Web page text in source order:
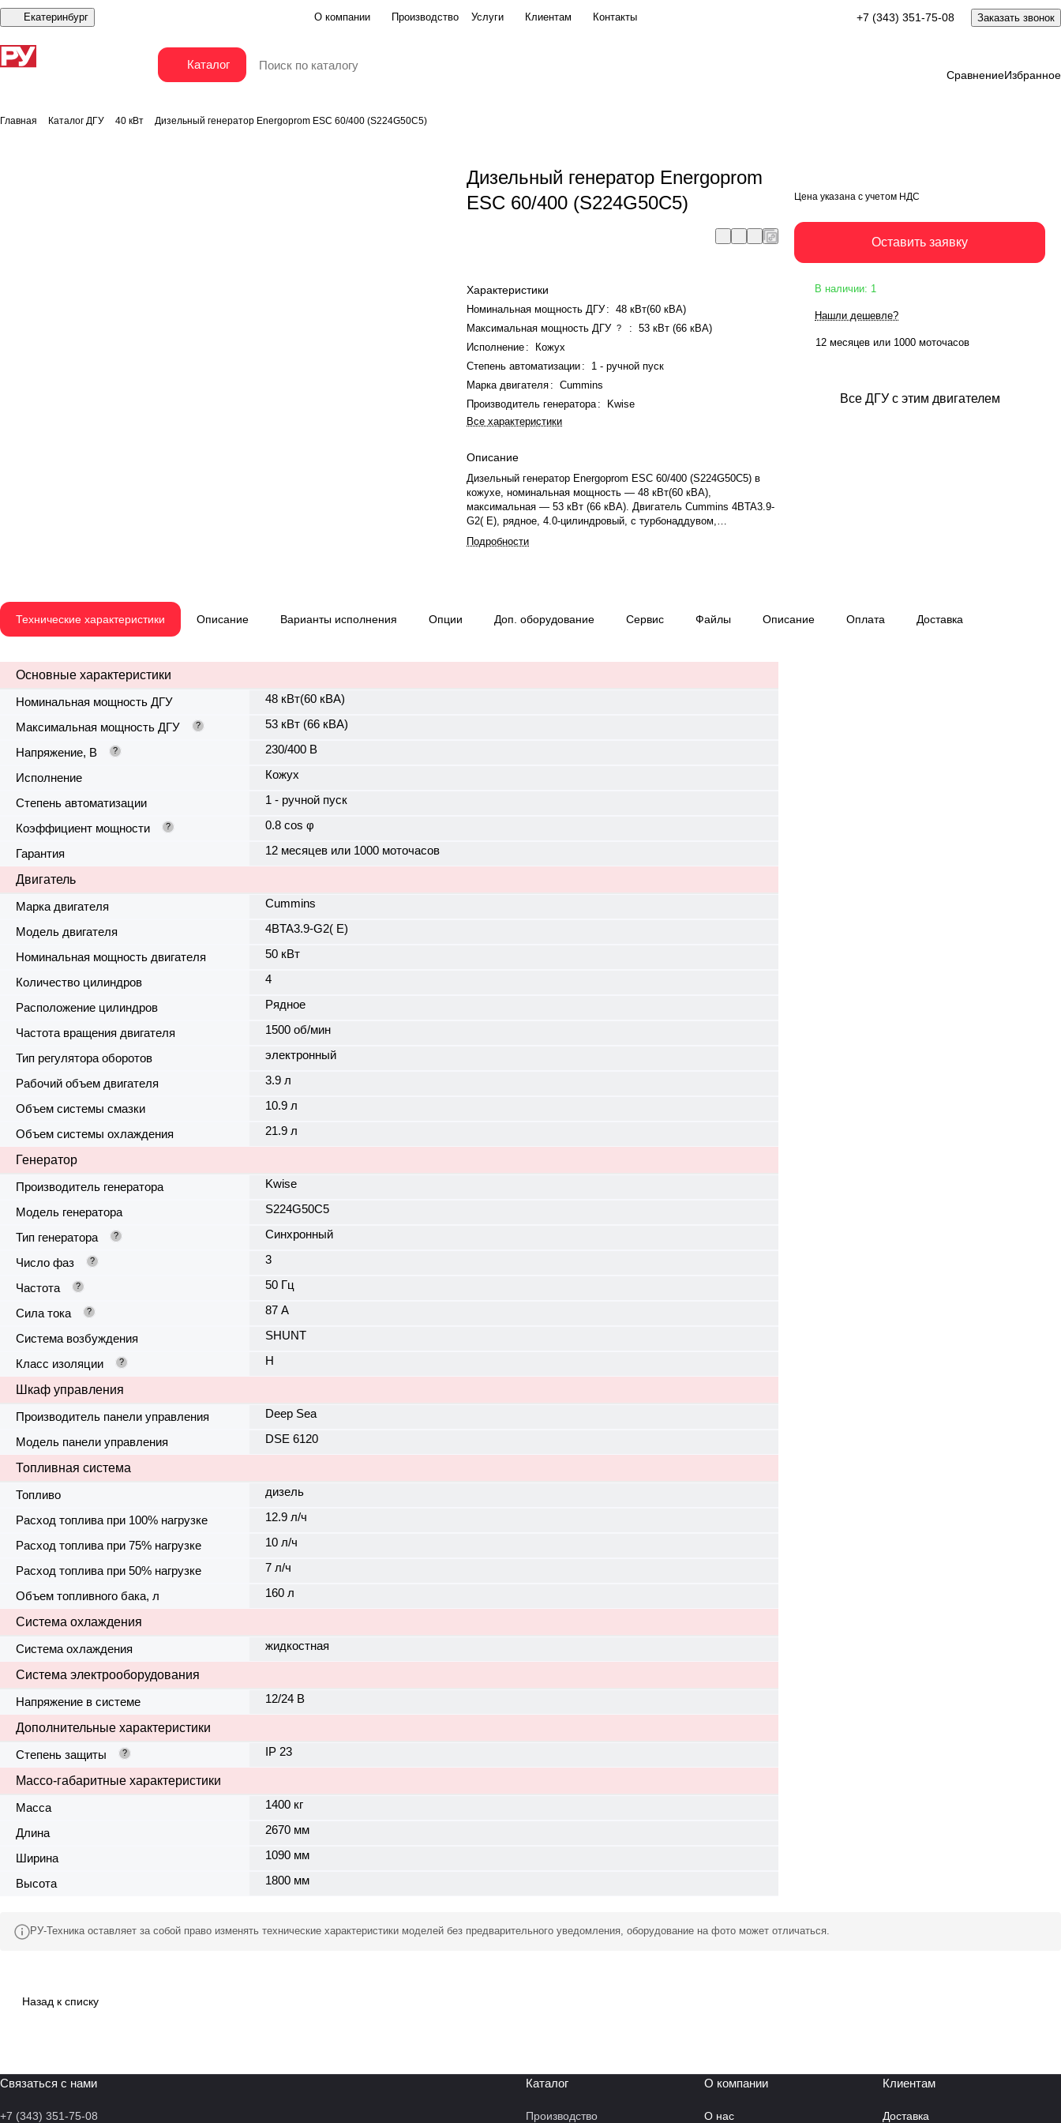
Екатеринбург О компании Производство Услуги Клиентам Контакты +7 (343) 351-75-08 Заказать звонок
Каталог
СравнениеИзбранное
Главная Каталог ДГУ 40 кВт Дизельный генератор Energoprom ESC 60/400 (S224G50C5)
Дизельный генератор Energoprom
ESC 60/400 (S224G50C5)
Дизельный генератор Energoprom ESC 60/400 (S224G50C5) Оставить заявку
Характеристики
Номинальная мощность ДГУ:
48 кВт(60 кВА)
Максимальная мощность ДГУ ? :
53 кВт (66 кВА)
Исполнение :
Кожух
Степень автоматизации :
1 - ручной пуск
Марка двигателя :
Cummins
Производитель генератора:
Kwise
Все характеристики
Описание
Дизельный генератор Energoprom ESC 60/400 (S224G50C5) в
кожухе, номинальная мощность — 48 кВт(60 кВА),
максимальная — 53 кВт (66 кВА). Двигатель Cummins 4BTA3.9-
G2( E), рядное, 4.0-цилиндровый, с турбонаддувом,
электронный регулятором оборотов. Номинальная мощность
двигателя — 50 кВт. Объём двигателя — 3.9 л. Система
уровня топлива. Панель управления — Deep Sea DSE 6120,
месяцев или 1000 моточасов.
Подробности
Цена указана с учетом НДС
Оставить заявку
В наличии: 1
Нашли дешевле?
12 месяцев или 1000 моточасов
Все ДГУ с этим двигателем
Технические характеристики Описание Варианты исполнения Опции Доп. оборудование Сервис Файлы Описание Оплата Доставка
Основные характеристики
Номинальная мощность ДГУ
48 кВт(60 кВА)
Максимальная мощность ДГУ ? 53 кВт (66 кВА)
Напряжение, В ? 230/400 В
Исполнение Кожух
Степень автоматизации 1 - ручной пуск
Коэффициент мощности ? 0.8 cos φ
Гарантия 12 месяцев или 1000 моточасов
Двигатель
Марка двигателя
Cummins
Модель двигателя 4BTA3.9-G2( E)
Номинальная мощность двигателя 50 кВт
Количество цилиндров 4
Расположение цилиндров Рядное
Частота вращения двигателя 1500 об/мин
Тип регулятора оборотов электронный
Рабочий объем двигателя 3.9 л
Объем системы смазки 10.9 л
Объем системы охлаждения 21.9 л
Генератор
Производитель генератора
Kwise
Модель генератора S224G50C5
Тип генератора ? Синхронный
Число фаз ? 3
Частота ? 50 Гц
Сила тока ? 87 А
Система возбуждения SHUNT
Класс изоляции ? H
Шкаф управления
Производитель панели управления
Deep Sea
Модель панели управления DSE 6120
Топливная система
Топливо
дизель
Расход топлива при 100% нагрузке 12.9 л/ч
Расход топлива при 75% нагрузке 10 л/ч
Расход топлива при 50% нагрузке 7 л/ч
Объем топливного бака, л 160 л
Система охлаждения
Система охлаждения
жидкостная
Система электрооборудования
Напряжение в системе
12/24 В
Дополнительные характеристики
Степень защиты
? IP 23
Массо-габаритные характеристики
Масса
1400 кг
Длина 2670 мм
Ширина 1090 мм
Высота 1800 мм
РУ-Техника оставляет за собой право изменять технические характеристики моделей без предварительного уведомления, оборудование на фото может отличаться.
Назад к списку
Связаться с нами
+7 (343) 351-75-08
Каталог
Производство
О компании
О нас
Клиентам
Доставка